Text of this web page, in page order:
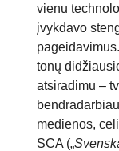
vienu
įvykdavo
tonų
atsiradimu –
medienos,
SCA („